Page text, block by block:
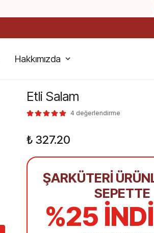
Hakkımızda
Etli Salam
4 değerlendirme
₺ 327.20
ŞARKÜTERİ
SEPETTE
%25